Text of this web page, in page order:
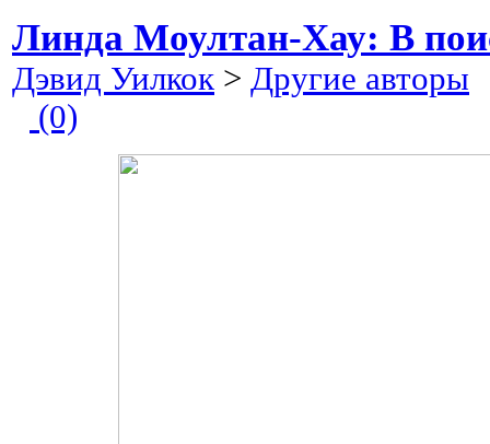
Линда Моултан-Хау: В
Дэвид Уилкок > Другие авторы
(0)